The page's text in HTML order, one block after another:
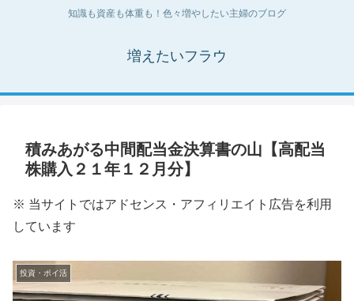
知識も資産も体重も！色々増やしたい主婦のブログ
増えたいフラウ
積みあがる中間配当金決算書の山【高配当
株購入２１年１２月分】
※ 当サイトではアドセンス・アフィリエイト広告を利用
しています
投資・ポイ活